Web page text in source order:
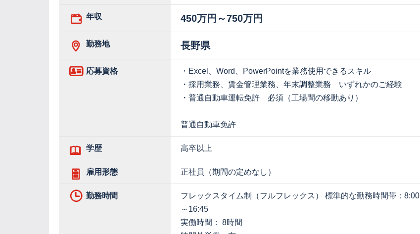
年収 450万円～750万円
勤務地 長野県
応募資格
・Excel、Word、PowerPointを業務使用できるスキル
・採用業務、賃金管理業務、年末調整業務 いずれかのご経験
・普通自動車運転免許 必須（工場間の移動あり）
普通自動車免許
学歴 高卒以上
雇用形態 正社員（期間の定めなし）
勤務時間
フレックスタイム制（フルフレックス） 標準的な勤務時間帯：8:00
～16:45
実働時間： 8時間